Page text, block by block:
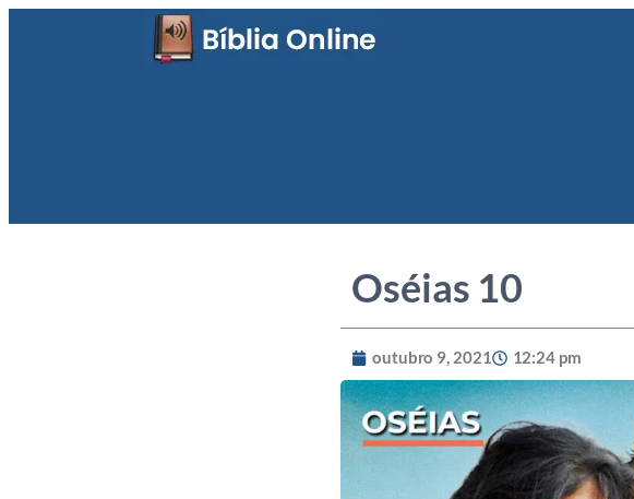
Oséias 10
outubro 9, 2021 12:24 pm